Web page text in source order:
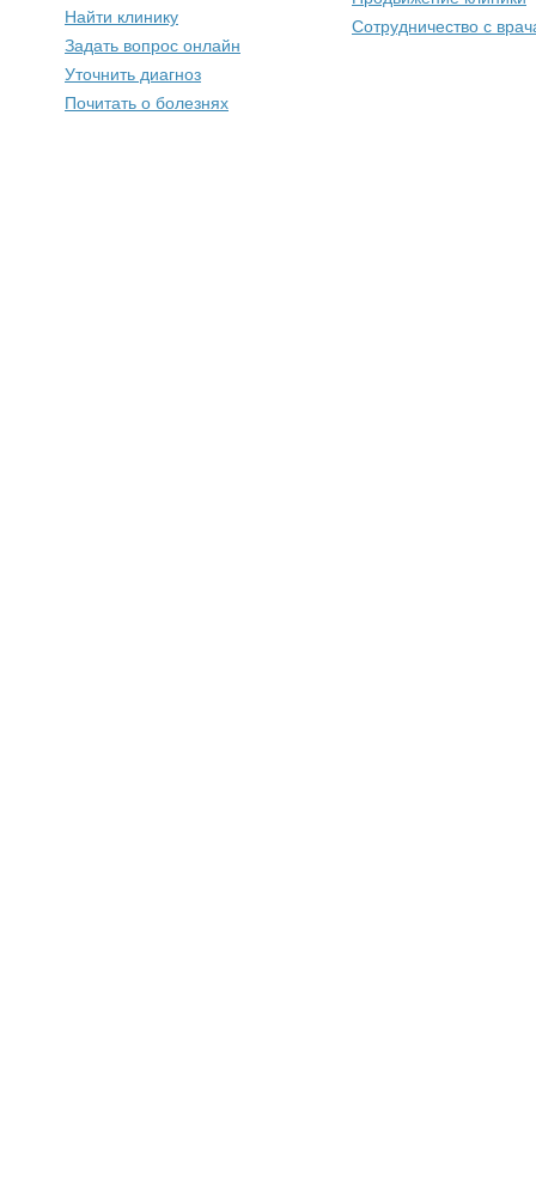
Найти клинику
Задать вопрос онлайн
Уточнить диагноз
Почитать о болезнях
Сотрудничество с